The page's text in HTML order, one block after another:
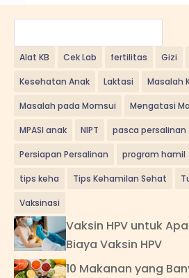
Alat KB Cek Lab fertilitas Gizi
Kesehatan Anak Laktasi Masalah
Masalah pada Momsui Mengatasi
MPASI anak NIPT pasca persalinan
Persiapan Persalinan program hamil
tips keha Tips Kehamilan Sehat
Vaksinasi
Vaksin HPV untuk
Biaya Vaksin HPV
10 Makanan yang